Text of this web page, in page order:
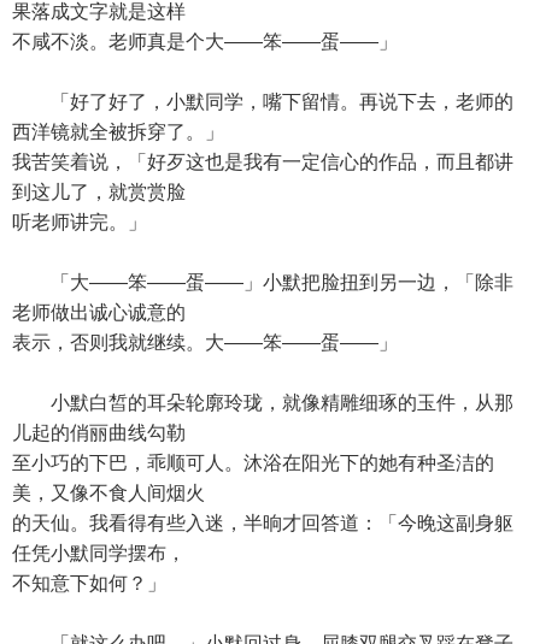
果落成文字就是这样
不咸不淡。老师真是个大——笨——蛋——」
「好了好了，小默同学，嘴下留情。再说下去，老师的
西洋镜就全被拆穿了。」
我苦笑着说，「好歹这也是我有一定信心的作品，而且都讲
到这儿了，就赏赏脸
听老师讲完。」
「大——笨——蛋——」小默把脸扭到另一边，「除非
老师做出诚心诚意的
表示，否则我就继续。大——笨——蛋——」
小默白皙的耳朵轮廓玲珑，就像精雕细琢的玉件，从那
儿起的俏丽曲线勾勒
至小巧的下巴，乖顺可人。沐浴在阳光下的她有种圣洁的
美，又像不食人间烟火
的天仙。我看得有些入迷，半晌才回答道：「今晚这副身躯
任凭小默同学摆布，
不知意下如何？」